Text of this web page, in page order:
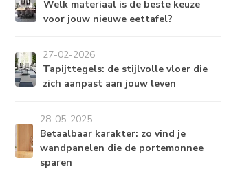
Welk materiaal is de beste keuze
voor jouw nieuwe eettafel?
27-02-2026
Tapijttegels: de stijlvolle vloer die
zich aanpast aan jouw leven
28-05-2025
Betaalbaar karakter: zo vind je
wandpanelen die de portemonnee
sparen